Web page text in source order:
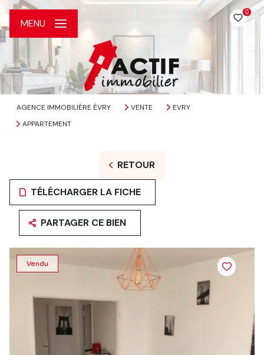
0
MENU
AGENCE IMMOBILIÈRE ÉVRY VENTE
EVRY
APPARTEMENT
RETOUR
TÉLÉCHARGER LA FICHE
PARTAGER CE BIEN
Vendu